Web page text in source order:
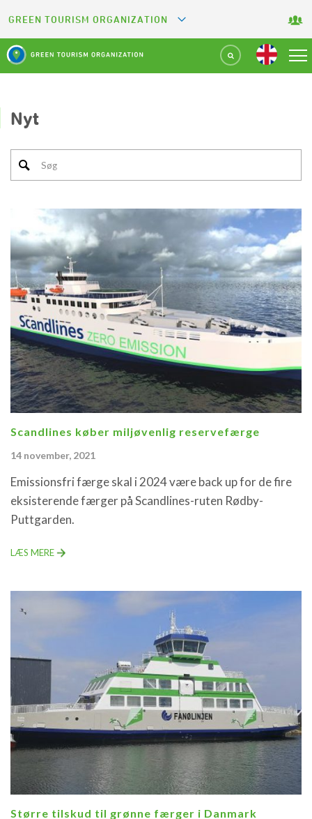
GREEN TOURISM ORGANIZATION
GREEN KEY
GREEN RESTAURANT
GREEN SPORT FACILITY
GREEN ATTRACTION
Nyt
Scandlines køber miljøvenlig reservefærge
14 november, 2021
Emissionsfri færge skal i 2024 være back up for de fire
eksisterende færger på Scandlines-ruten Rødby-
Puttgarden.
LÆS MERE
Større tilskud til grønne færger i Danmark